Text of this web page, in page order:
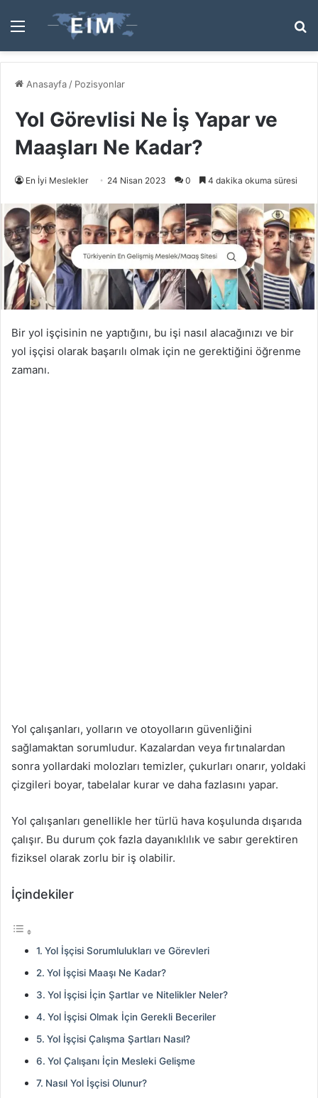
Menü
...
Anasayfa / Pozisyonlar
Yol Görevlisi Ne İş Yapar ve
Maaşları Ne Kadar?
En İyi Meslekler 24 Nisan 2023 0 4 dakika okuma süresi
Bir yol işçisinin ne yaptığını, bu işi nasıl alacağınızı ve bir
yol işçisi olarak başarılı olmak için ne gerektiğini öğrenme
zamanı.
Yol çalışanları, yolların ve otoyolların güvenliğini
sağlamaktan sorumludur. Kazalardan veya fırtınalardan
sonra yollardaki molozları temizler, çukurları onarır, yoldaki
çizgileri boyar, tabelalar kurar ve daha fazlasını yapar.
Yol çalışanları genellikle her türlü hava koşulunda dışarıda
çalışır. Bu durum çok fazla dayanıklılık ve sabır gerektiren
fiziksel olarak zorlu bir iş olabilir.
İçindekiler
Yol İşçisi Sorumlulukları ve Görevleri
Yol İşçisi Maaşı Ne Kadar?
Yol İşçisi İçin Şartlar ve Nitelikler Neler?
Yol İşçisi Olmak İçin Gerekli Beceriler
Yol İşçisi Çalışma Şartları Nasıl?
Yol Çalışanı İçin Mesleki Gelişme
Nasıl Yol İşçisi Olunur?